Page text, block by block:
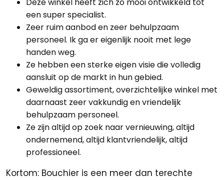
een super specialist.
Zeer ruim aanbod en zeer behulpzaam
personeel. Ik ga er eigenlijk nooit met lege
handen weg.
Ze hebben een sterke eigen visie die volledig
aansluit op de markt in hun gebied.
Geweldig assortiment, overzichtelijke winkel met
daarnaast zeer vakkundig en vriendelijk
behulpzaam personeel.
Ze zijn altijd op zoek naar vernieuwing, altijd
ondernemend, altijd klantvriendelijk, altijd
professioneel.
Kortom: Bouchier is een meer dan terechte